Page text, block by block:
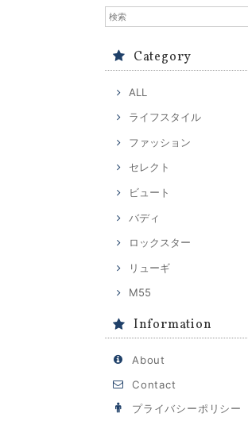
Category
ALL
ライフスタイル
ファッション
セレクト
ビュート
バディ
ロックスター
リューギ
M55
Information
About
Contact
プライバシーポリシー